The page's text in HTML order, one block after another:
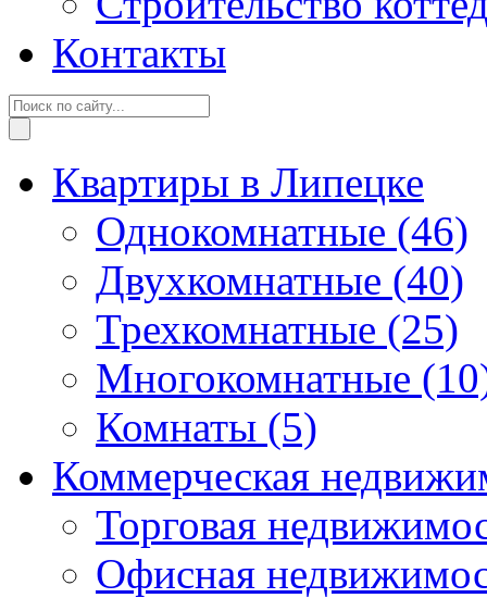
Контакты
Квартиры в Липецке
Однокомнатные (46)
Двухкомнатные (40)
Трехкомнатные (25)
Многокомнатные
Комнаты (5)
Коммерческая
Торговая
Офисная